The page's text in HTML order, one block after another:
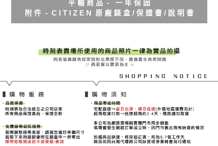
平 輸 商 品 - 一 年 保 固
附 件 - C I T I Z E N 原 廠 錶 盒 / 保 證 書 / 說 明 書